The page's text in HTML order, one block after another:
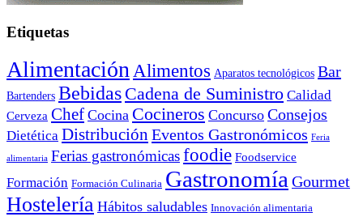
Etiquetas
Alimentación Alimentos Aparatos tecnológicos Bar
Bartenders Bebidas Cadena de Suministro Calidad
Cerveza Chef Cocina Cocineros Concurso Consejos
Dietética Distribución Eventos Gastronómicos Feria
alimentaria Ferias gastronómicasfoodie Foodservice
Formación Formación Culinaria Gastronomía Gourmet
Hostelería Hábitos saludables Innovación alimentaria